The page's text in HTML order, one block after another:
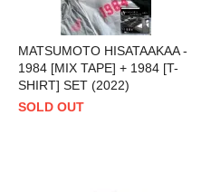
MATSUMOTO HISATAAKAA -
1984 [MIX TAPE] + 1984 [T-
SHIRT] SET (2022)
SOLD OUT